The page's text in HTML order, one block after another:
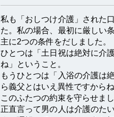
私も「おしつけ介護」された
た。私の場合、最初に厳しい
主に2つの条件をだしました。
ひとつは「土日祝は絶対に介
ね」ということ。
もうひとつは「入浴の介護は
ら義父とはいえ異性ですから
このふたつの約束を守らせまし
正直言って男の人は介護のた